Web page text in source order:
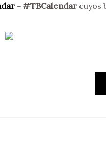
- #TBCalendar cuyos